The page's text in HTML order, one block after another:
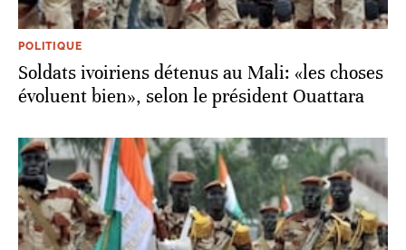
POLITIQUE
Soldats ivoiriens détenus au Mali: «les choses
évoluent bien», selon le président Ouattara